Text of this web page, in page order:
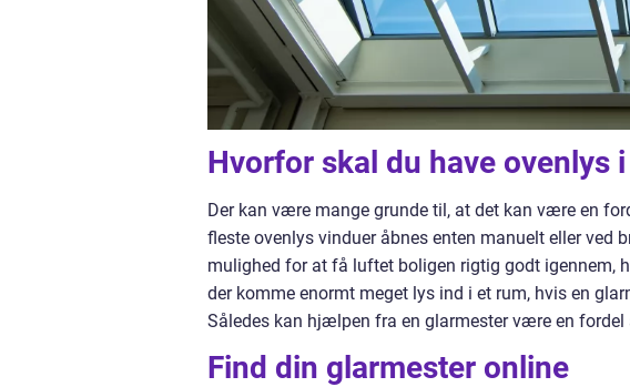
Hvorfor skal du have ovenlys
Der kan være mange grunde til, at det kan være en
fleste ovenlys vinduer åbnes enten manuelt eller ved
mulighed for at få luftet boligen rigtig godt igennem,
der komme enormt meget lys ind i et rum, hvis en
Således kan hjælpen fra en glarmester være en fordel
Find din glarmester online